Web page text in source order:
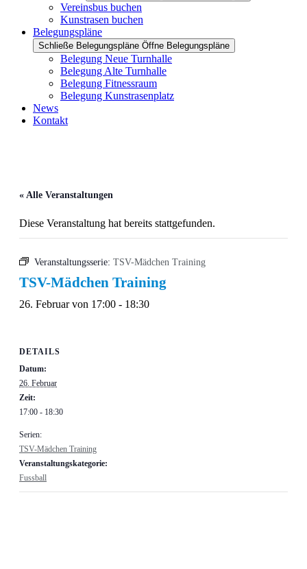
Vereinsbus buchen
Kunstrasen buchen
Belegungspläne
Schließe Belegungspläne Öffne Belegungspläne
Belegung Neue Turnhalle
Belegung Alte Turnhalle
Belegung Fitnessraum
Belegung Kunstrasenplatz
News
Kontakt
« Alle Veranstaltungen
Diese Veranstaltung hat bereits stattgefunden.
Veranstaltungsserie: TSV-Mädchen Training
TSV-Mädchen Training
26. Februar von 17:00 - 18:30
DETAILS
Datum:
26. Februar
Zeit:
17:00 - 18:30
Serien:
TSV-Mädchen Training
Veranstaltungskategorie:
Fussball